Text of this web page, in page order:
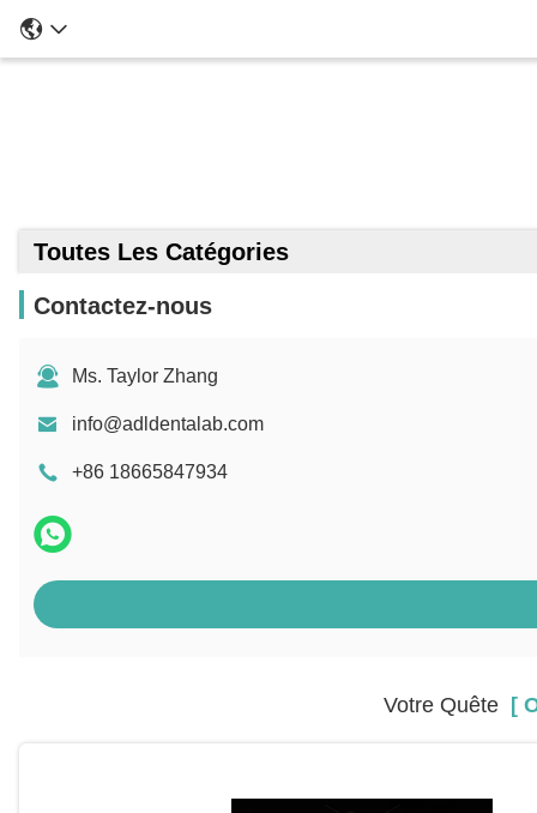
Toutes Les Catégories
Contactez-nous
Ms. Taylor Zhang
info@adldentalab.com
+86 18665847934
Votre Quête [